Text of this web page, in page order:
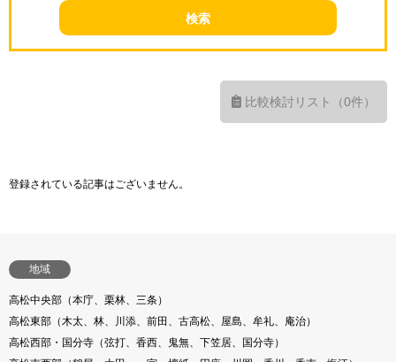
比較検討リスト（0件）
登録されている記事はございません。
地域
高松中央部（本庁、栗林、三条）
高松東部（木太、林、川添、前田、古高松、屋島、牟礼、庵治）
高松西部・国分寺（弦打、香西、鬼無、下笠居、国分寺）